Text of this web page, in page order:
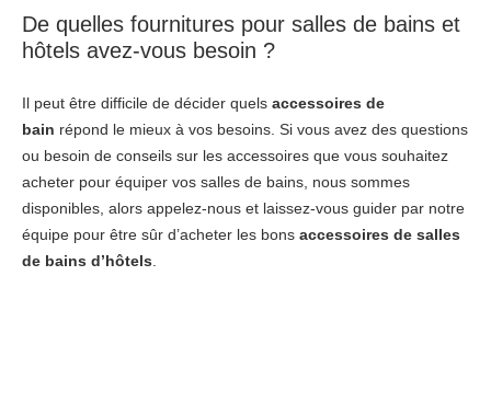
De quelles fournitures pour salles de bains et
hôtels avez-vous besoin ?
Il peut être difficile de décider quels accessoires de
bain répond le mieux à vos besoins. Si vous avez des questions
ou besoin de conseils sur les accessoires que vous souhaitez
acheter pour équiper vos salles de bains, nous sommes
disponibles, alors appelez-nous et laissez-vous guider par notre
équipe pour être sûr d’acheter les bons accessoires de salles
de bains d’hôtels.